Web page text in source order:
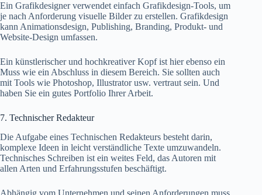
Ein Grafikdesigner verwendet einfach Grafikdesign-Tools, um
je nach Anforderung visuelle Bilder zu erstellen. Grafikdesign
kann Animationsdesign, Publishing, Branding, Produkt- und
Website-Design umfassen.
Ein künstlerischer und hochkreativer Kopf ist hier ebenso ein
Muss wie ein Abschluss in diesem Bereich. Sie sollten auch
mit Tools wie Photoshop, Illustrator usw. vertraut sein. Und
haben Sie ein gutes Portfolio Ihrer Arbeit.
7. Technischer Redakteur
Die Aufgabe eines Technischen Redakteurs besteht darin,
komplexe Ideen in leicht verständliche Texte umzuwandeln.
Technisches Schreiben ist ein weites Feld, das Autoren mit
allen Arten und Erfahrungsstufen beschäftigt.
Abhängig vom Unternehmen und seinen Anforderungen muss